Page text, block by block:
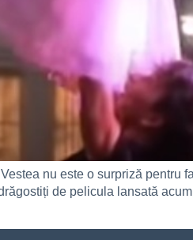
nu este o surpriză
de pelicula lansată